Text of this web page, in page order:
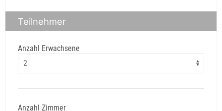
Teilnehmer
Anzahl Erwachsene
Anzahl Zimmer